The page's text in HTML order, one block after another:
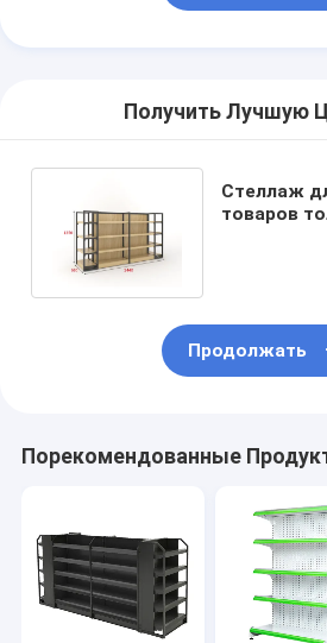
Получить Лучшую
Стеллаж
товаров
Продолжать
Порекомендованные